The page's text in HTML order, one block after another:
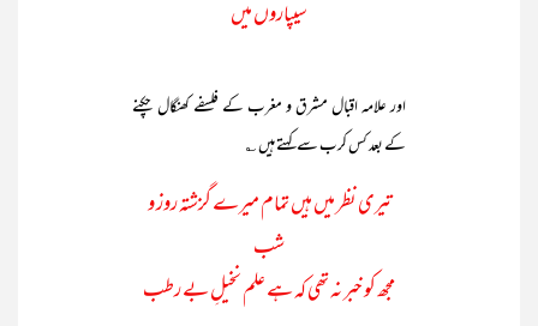
سیپاروں میں
اور علامہ اقبال مشرق و مغرب کے فلسفے کھنگال چکنے
کے بعد کس کرب سے کہتے ہیں ؎
تیری نظر میں ہیں تمام میرے گزشتہ روز و
شب
مجھ کو خبر نہ تھی کہ ہے علم نخیلِ بے رطب